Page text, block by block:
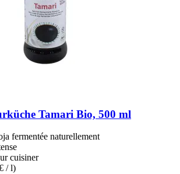
Tamari Bio, 500 ml
fermentée naturellement
cuisiner
/ l)